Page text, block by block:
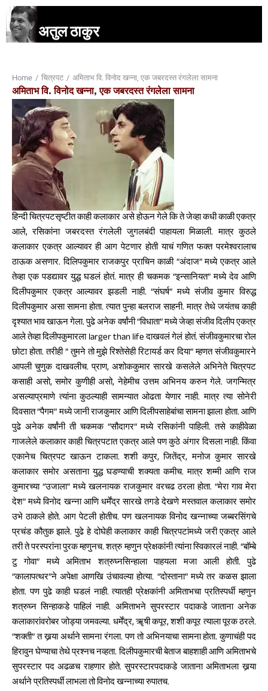
अतुल ठाकुर
You are here:
Home चित्रपट अमिताभ वि. विनोद खन्ना, एक जबरदस्त रंगलेला सामना
अमिताभ वि. विनोद खन्ना, एक जबरदस्त रंगलेला सामना
हिन्दी चित्रपटसृष्टीत काही कलाकार असे होऊन गेले कि ते जेव्हा कधी काळी एकत्र
आले, रसिकांना जबरदस्त रंगलेली जुगलबंदी पाहायला मिळाली. मात्र कुठले
कलाकार एकत्र आल्यावर ही आग पेटणार होती याचं गणित फक्त परमेश्वरालाच
ठाऊक असणार. दिलिपकुमार राजकपुर प्राचिन काळी “अंदाज” मध्ये एकत्र आले
तेव्हा एक पडद्यावर युद्ध घडलं होतं. मात्र ही चकमक “इन्सानियत” मध्ये देव आणि
दिलीपकुमार एकत्र आल्यावर झडली नाही. “संघर्ष” मध्ये संजीव कुमार विरुद्ध
दिलीपकुमार असा सामना होता. त्यात पुन्हा बलराज साहनी. मात्र तेथे जयंतच काही
दृश्यात भाव खाऊन गेला. पुढे अनेक वर्षांनी “विधाता” मध्ये जेव्हा संजीव दिलीप एकत्र
आले तेव्हा दिलीपकुमारला larger than life दाखवलं गेलं होतं. संजीवकुमारचा रोल
छोटा होता. तरीही ” तुमने तो मुझे रिश्तेसेही रिटायर्ड कर दिया” म्हणत संजीवकुमारने
आपली चुणुक दाखवलीच. प्राण, अशोककुमार सारखे कसलेले अभिनेते चित्रपट
कसाही असो, समोर कुणीही असो, नेहेमीच उत्तम अभिनय करुन गेले. जगन्मित्र
असल्याप्रमाणे त्यांना कुठल्याही सामन्यात ओढता येणार नाही. मात्र त्या सोनेरी
दिवसात “पैगम” मध्ये जानी राजकुमार आणि दिलीपसाहेबांचा सामना झाला होता. आणि
पुढे अनेक वर्षांनी ती चकमक “सौदागर” मध्ये रसिकांनी पाहिली. तसे काहीवेळा
गाजलेले कलाकार काही चित्रपटात एकत्र आले पण कुठे अंगार दिसला नाही. किंवा
एकानेच चित्रपट खाऊन टाकला. शशी कपुर, जितेंद्र, मनोज कुमार सारखे
कलाकार समोर असताना युद्ध घडण्याची शक्यता कमीच. मात्र शम्मी आणि राज
कुमारच्या “उजाला” मध्ये खलनायक राजकुमार वरचढ ठरला होता. “मेरा गाव मेरा
देश” मध्ये विनोद खन्ना आणि धर्मेंद्र सारखे तगडे देखणे मस्तवाल कलाकार समोर
उभे ठाकले होते. आग पेटली होतीच. पण खलनायक विनोद खन्नाच्या जब्बरसिंगचे
प्रचंड कौतुक झाले. पुढे हे दोघेही कलाकार काही चित्रपटांमध्ये जरी एकत्र आले
तरी ते परस्परांना पुरक म्हणुनच. शत्रु म्हणुन प्रेक्षकांनी त्यांना स्विकारलं नाही. “बॉम्बे
टु गोवा” मध्ये अमिताभ शत्रुघ्नसिन्हाला पाहयला मजा आली होती. पुढे
“कालापत्थर”ने अपेक्षा आणखि उंचावल्या होत्या. “दोस्ताना” मध्ये तर कळस झाला
होता. पण पुढे काही घडलं नाही. त्यातही प्रेक्षकांनी अमिताभचा प्रतिस्पर्धी म्हणुन
शत्रुघ्न सिन्हाकडे पाहिलं नाही. अमिताभने सुपरस्टार पदाकडे जाताना अनेक
कलाकारांवरोबर जोड्या जमवल्या. धर्मेंद्र, ॠषी कपूर, शशी कपूर त्याला पूरक ठरले.
“शक्ती” त खर्‍या अर्थाने सामना रंगला. पण तो अभिनयाचा सामना होता. कुणाचंही पद
हिरावुन घेण्याचा तेथे प्रश्नच नव्हता. दिलीपकुमारची बेताज बाहशाही आणि अमिताभचे
सुपरस्टार पद अढळच राहणार होते. सुपरस्टारपदाकडे जाताना अमिताभला खर्‍या
अर्थाने प्रतिस्पर्धी लाभला तो विनोद खन्नाच्या रुपातच.